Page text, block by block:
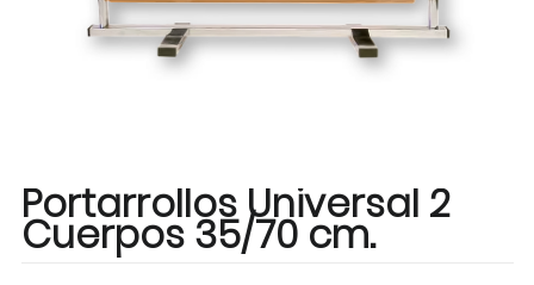
Portarrollos Universal 2
Cuerpos 35/70 cm.